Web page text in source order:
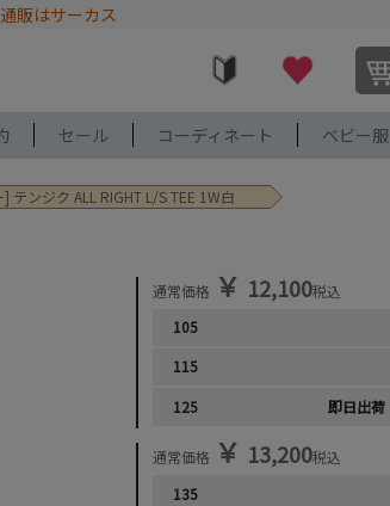
販はサーカス
セール コーディネート ベビー服
テンジク ALL RIGHT L/S TEE 1W白
通常価格 ￥ 12,100税込
105
115
125
即日出荷
通常価格 ￥ 13,200税込
135